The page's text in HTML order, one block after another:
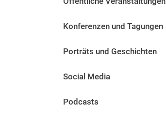
Stellenangebote
Alum­ni und Freunde
Kontakt und Standorte
Konferenzen und Tagungen
Porträts und Geschichten
Social Media
Podcasts